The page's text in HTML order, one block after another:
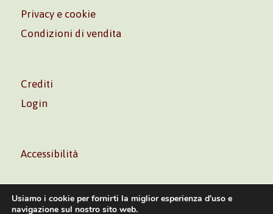
Privacy e cookie
Condizioni di vendita
Crediti
Login
Accessibilità
Usiamo i cookie per fornirti la miglior esperienza d'uso e
navigazione sul nostro sito web.